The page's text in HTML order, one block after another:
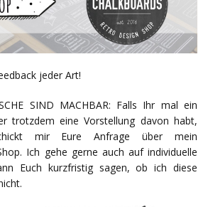
jeder Art!
SIND MACHBAR: Falls Ihr mal ein
trotzdem eine Vorstellung davon habt,
mir Eure Anfrage über mein
Ich gehe gerne auch auf individuelle
Euch kurzfristig sagen, ob ich diese